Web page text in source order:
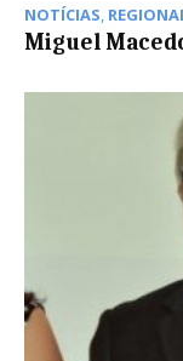
NOTÍCIAS
Miguel